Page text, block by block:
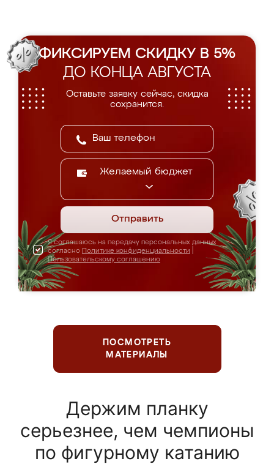
ФИКСИРУЕМ СКИДКУ В 5%
ДО КОНЦА АВГУСТА
Оставьте заявку сейчас, скидка
сохранится.
Желаемый бюджет
Отправить
Я соглашаюсь на передачу персональных данных
согласно Политике конфиденциальности
Пользовательскому соглашению
ПОСМОТРЕТЬ
МАТЕРИАЛЫ
Держим планку
серьезнее, чем чемпионы
по фигурному катанию